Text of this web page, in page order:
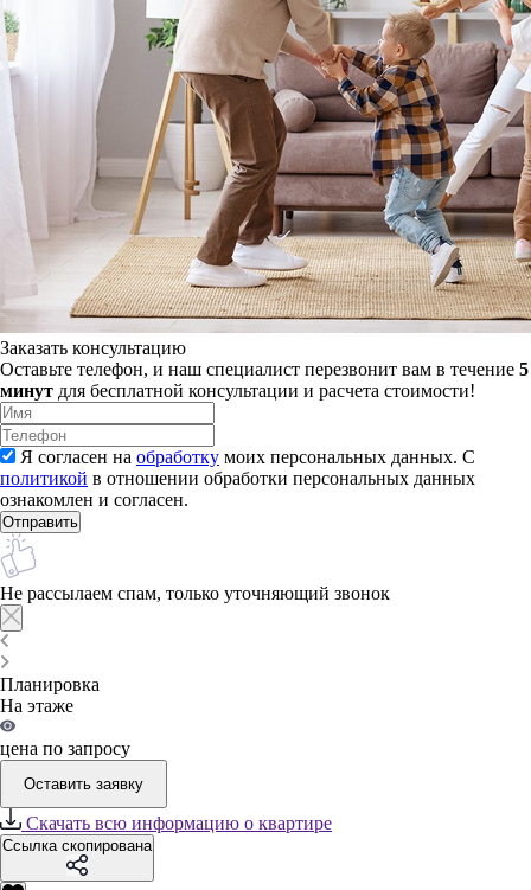
Заказать консультацию
Оставьте телефон, и наш специалист перезвонит вам в течение 5
минут для бесплатной консультации и расчета стоимости!
Я согласен на обработку моих персональных данных. С
политикой в отношении обработки персональных данных
ознакомлен и согласен.
Не рассылаем спам, только уточняющий звонок
Планировка
На этаже
цена по запросу
Оставить заявку
Скачать всю информацию о квартире
Ссылка скопирована